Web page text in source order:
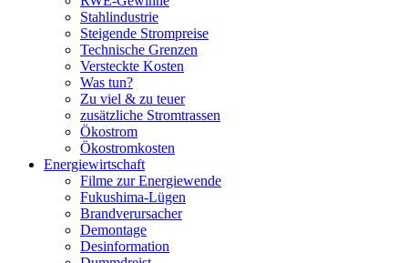
Stahlindustrie
Steigende Strompreise
Technische Grenzen
Versteckte Kosten
Was tun?
Zu viel & zu teuer
zusätzliche Stromtrassen
Ökostrom
Ökostromkosten
Energiewirtschaft
Filme zur Energiewende
Fukushima-Lügen
Brandverursacher
Demontage
Desinformation